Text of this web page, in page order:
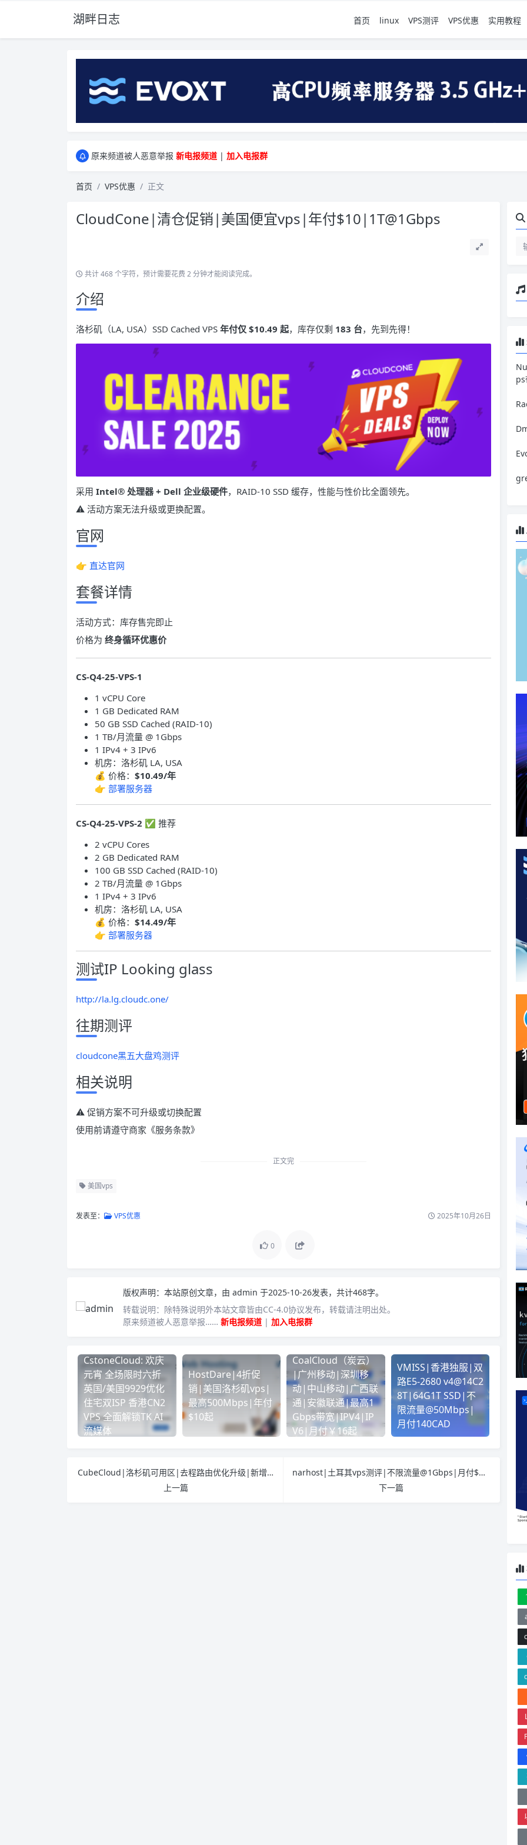
湖畔日志 首页 linux VPS测评 VPS优惠 实用教程
原来频道被人恶意举报 新电报频道 | 加入电报群
首页 VPS优惠 正文
CloudCone|清仓促销|美国便宜vps|年付$10|1T@1Gbps
共计 468 个字符，预计需要花费 2 分钟才能阅读完成。
介绍
洛杉矶（LA, USA）SSD Cached VPS 年付仅 $10.49 起，库存仅剩 183 台，先到先得！
采用 Intel® 处理器 + Dell 企业级硬件，RAID-10 SSD 缓存，性能与性价比全面领先。
⚠ 活动方案无法升级或更换配置。
官网
👉 直达官网
套餐详情
活动方式：库存售完即止
价格为 终身循环优惠价
CS-Q4-25-VPS-1
1 vCPU Core
1 GB Dedicated RAM
50 GB SSD Cached (RAID-10)
1 TB/月流量 @ 1Gbps
1 IPv4 + 3 IPv6
机房：洛杉矶 LA, USA
💰 价格： $10.49/年
👉 部署服务器
CS-Q4-25-VPS-2 ✅ 推荐
2 vCPU Cores
2 GB Dedicated RAM
100 GB SSD Cached (RAID-10)
2 TB/月流量 @ 1Gbps
1 IPv4 + 3 IPv6
机房：洛杉矶 LA, USA
💰 价格： $14.49/年
👉 部署服务器
测试IP Looking glass
http://la.lg.cloudc.one/
往期测评
cloudcone黑五大盘鸡测评
相关说明
⚠ 促销方案不可升级或切换配置
使用前请遵守商家《服务条款》
正文完
美国vps
发表至： VPS优惠 2025年10月26日
0
版权声明： 本站原创文章，由 admin 于2025-10-26发表，共计468字。
转载说明： 除特殊说明外本站文章皆由CC-4.0协议发布，转载请注明出处。
原来频道被人恶意举报…… 新电报频道 | 加入电报群
CstoneCloud: 欢庆
元宵 全场限时六折
英国/美国9929优化
住宅双ISP 香港CN2
VPS 全面解锁TK AI
流媒体
HostDare|4折促
销|美国洛杉矶vps|
最高500Mbps|年付
$10起
CoalCloud（炭云）
|广州移动|深圳移
动|中山移动|广西联
通|安徽联通|最高1
Gbps带宽|IPV4|IP
V6|月付￥16起
VMISS|香港独服|双
路E5-2680 v4@14C2
8T|64G1T SSD|不
限流量@50Mbps|
月付140CAD
CubeCloud|洛杉矶可用区|去程路由优化升级|新增电信 CN2 GIA + 联通 9929 + 移动 CMIN2
上一篇
narhost|土耳其vps测评|不限流量@1Gbps|月付$1.38|解锁奈飞&ChatGPT&TikTok
下一篇